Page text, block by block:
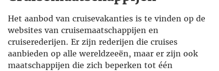
Het aanbod van cruisevakanties is te vinden op de
websites van cruisemaatschappijen en
cruiserederijen. Er zijn rederijen die cruises
aanbieden op alle wereldzeeën, maar er zijn ook
maatschappijen die zich beperken tot één